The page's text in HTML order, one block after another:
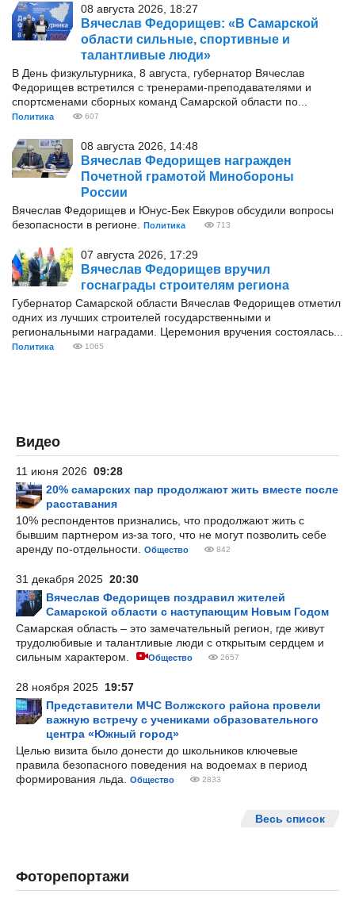
08 августа 2026, 18:27
Вячеслав Федорищев: «В Самарской
области сильные, спортивные и
талантливые люди»
В День физкультурника, 8 августа, губернатор Вячеслав
Федорищев встретился с тренерами-преподавателями и
спортсменами сборных команд Самарской области по...
Политика 607
08 августа 2026, 14:48
Вячеслав Федорищев награжден
Почетной грамотой Минобороны
России
Вячеслав Федорищев и Юнус-Бек Евкуров обсудили вопросы
безопасности в регионе.
Политика 713
07 августа 2026, 17:29
Вячеслав Федорищев вручил
госнаграды строителям региона
Губернатор Самарской области Вячеслав Федорищев отметил
одних из лучших строителей государственными и
региональными наградами. Церемония вручения состоялась...
Политика 1065
Видео
11 июня 2026 09:28
20% самарских пар продолжают жить вместе после
расставания
10% респондентов признались, что продолжают жить с
бывшим партнером из-за того, что не могут позволить себе
аренду по-отдельности.
Общество 842
31 декабря 2025 20:30
Вячеслав Федорищев поздравил жителей
Самарской области с наступающим Новым Годом
Самарская область – это замечательный регион, где живут
трудолюбивые и талантливые люди с открытым сердцем и
сильным характером.
Общество 2657
28 ноября 2025 19:57
Представители МЧС Волжского района провели
важную встречу с учениками образовательного
центра «Южный город»
Целью визита было донести до школьников ключевые
правила безопасного поведения на водоемах в период
формирования льда.
Общество 2833
Весь список
Фоторепортажи